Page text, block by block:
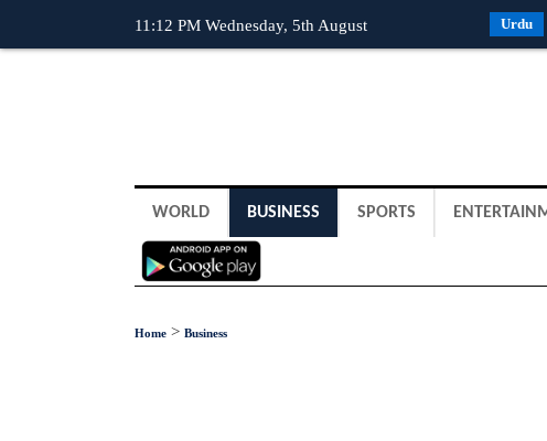
11:12 PM Wednesday, 5th August Urdu
WORLD BUSINESS SPORTS
Home > Business